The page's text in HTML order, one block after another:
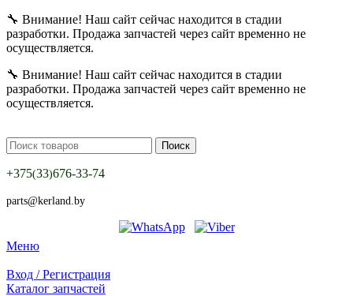
🔧 Внимание! Наш сайт сейчас находится в стадии
разработки. Продажа запчастей через сайт временно не
осуществляется.
🔧 Внимание! Наш сайт сейчас находится в стадии
разработки. Продажа запчастей через сайт временно не
осуществляется.
Поиск
+375(33)676-33-74
parts@kerland.by
Меню
Вход / Регистрация
Каталог запчастей